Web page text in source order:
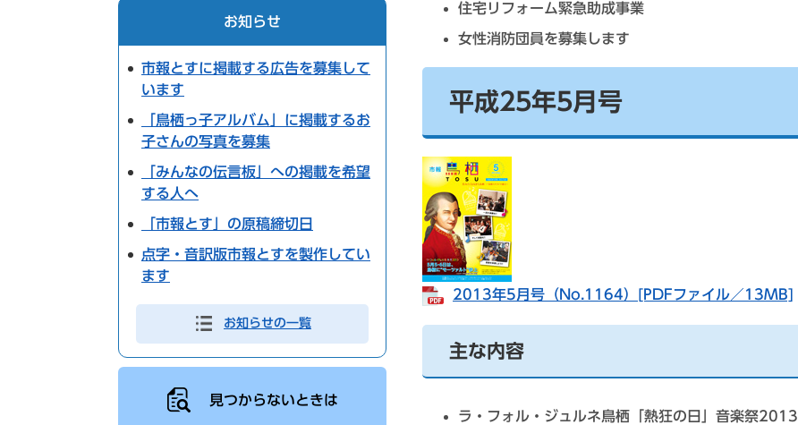
住宅リフォーム緊急助成事業
女性消防団員を募集します
平成25年5月号
2013年5月号（No.1164）[PDFファイル／13MB]
主な内容
ラ・フォル・ジュルネ鳥栖「熱狂の日」音楽祭2013
お知らせ
市報とすに掲載する広告を募集して
います
「鳥栖っ子アルバム」に掲載するお
子さんの写真を募集
「みんなの伝言板」への掲載を希望
する人へ
「市報とす」の原稿締切日
点字・音訳版市報とすを製作してい
ます
お知らせの一覧
見つからないときは